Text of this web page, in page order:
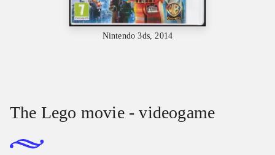
Nintendo 3ds, 2014
The Lego movie - videogame